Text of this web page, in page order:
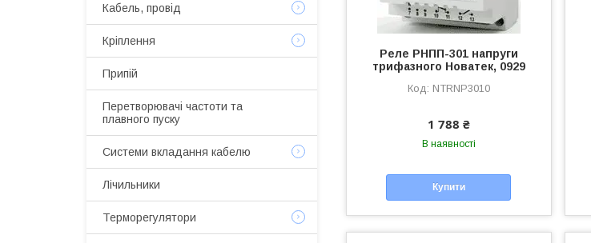
Реле РНПП-301 напруги
трифазного Новатек, 0929
NTRNP3010
1 788 ₴
В наявності
Купити
Кабель, провід
Кріплення
Припій
Перетворювачі частоти та
плавного пуску
Системи вкладання кабелю
Лічильники
Терморегулятори